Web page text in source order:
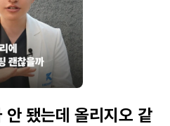
안 됐는데 올리지오 같